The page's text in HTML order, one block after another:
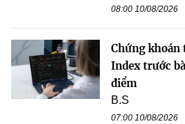
08:00 10/08/2026
Chứng khoán
Index trước
điểm
B.S
07:00 10/08/2026